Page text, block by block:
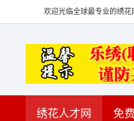
欢迎光临全球最专业的绣
绣花人才网 免